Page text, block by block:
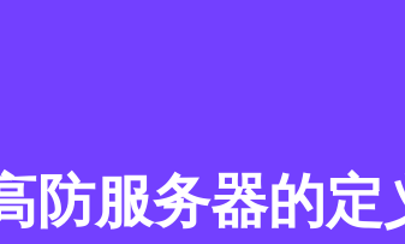
防服务器的定